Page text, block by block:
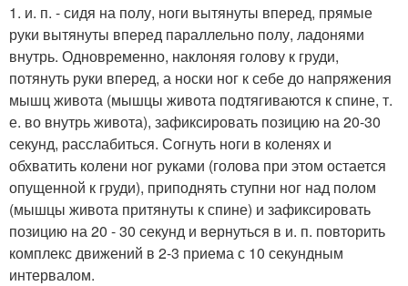
1. и. п. - сидя на полу, ноги вытянуты вперед, прямые
руки вытянуты вперед параллельно полу, ладонями
внутрь. Одновременно, наклоняя голову к груди,
потянуть руки вперед, а носки ног к себе до напряжения
мышц живота (мышцы живота подтягиваются к спине, т.
е. во внутрь живота), зафиксировать позицию на 20-30
секунд, расслабиться. Согнуть ноги в коленях и
обхватить колени ног руками (голова при этом остается
опущенной к груди), приподнять ступни ног над полом
(мышцы живота притянуты к спине) и зафиксировать
позицию на 20 - 30 секунд и вернуться в и. п. повторить
комплекс движений в 2-3 приема с 10 секундным
интервалом.